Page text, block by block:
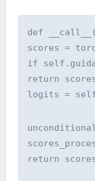
def
scores =
if
return
logits =
return